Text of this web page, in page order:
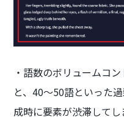
・語数のボリュームコ
と、40〜50語といった
成時に要素が渋滞してし